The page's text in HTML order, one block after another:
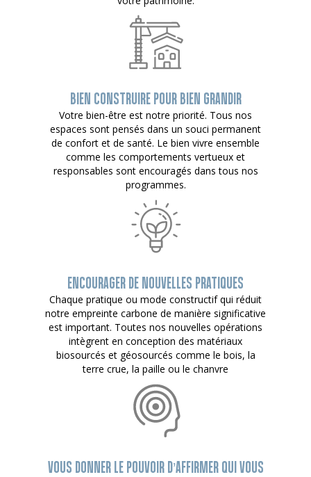
BIEN CONSTRUIRE POUR BIEN GRANDIR
Votre bien-être est notre priorité. Tous nos
espaces sont pensés dans un souci permanent
de confort et de santé. Le bien vivre ensemble
comme les comportements vertueux et
responsables sont encouragés dans tous nos
programmes.
ENCOURAGER DE NOUVELLES PRATIQUES
Chaque pratique ou mode constructif qui réduit
notre empreinte carbone de manière significative
est important. Toutes nos nouvelles opérations
intègrent en conception des matériaux
biosourcés et géosourcés comme le bois, la
terre crue, la paille ou le chanvre
VOUS DONNER LE POUVOIR D’AFFIRMER QUI VOUS